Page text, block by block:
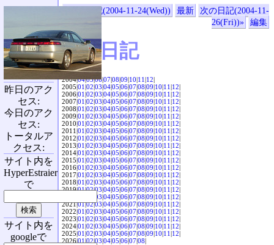
«前の日記(2004-11-24(Wed)) 最新
次の日記(2004-11-
26(Fri))»
編集
SVX日記
2004|04|05|06|07|08|09|10|11|12|
2005|01|02|03|04|05|06|07|08|09|10|11|12|
2006|01|02|03|04|05|06|07|08|09|10|11|12|
2007|01|02|03|04|05|06|07|08|09|10|11|12|
2008|01|02|03|04|05|06|07|08|09|10|11|12|
2009|01|02|03|04|05|06|07|08|09|10|11|12|
2010|01|02|03|04|05|06|07|08|09|10|11|12|
2011|01|02|03|04|05|06|07|08|09|10|11|12|
2012|01|02|03|04|05|06|07|08|09|10|11|12|
2013|01|02|03|04|05|06|07|08|09|10|11|12|
2014|01|02|03|04|05|06|07|08|09|10|11|12|
2015|01|02|03|04|05|06|07|08|09|10|11|12|
2016|01|02|03|04|05|06|07|08|09|10|11|12|
2017|01|02|03|04|05|06|07|08|09|10|11|12|
2018|01|02|03|04|05|06|07|08|09|10|11|12|
2019|01|02|03|04|05|06|07|08|09|10|11|12|
03|04|05|06|07|08|09|10|11|12|
2021|01|02|03|04|05|06|07|08|09|10|11|12|
2022|01|02|03|04|05|06|07|08|09|10|11|12|
2023|01|02|03|04|05|06|07|08|09|10|11|12|
2024|01|02|03|04|05|06|07|08|09|10|11|12|
2025|01|02|03|04|05|06|07|08|09|10|11|12|
2026|01|02|03|04|05|06|07|08|
昨日のアク
セス:
今日のアク
セス:
トータルア
クセス:
サイト内を
HyperEstraier
で
サイト内を
googleで